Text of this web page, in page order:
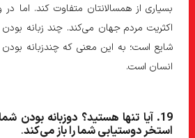
بسیاری از همسالانتان متفاوت کند. اما در
اکثریت مردم جهان می‌کند. چند زبانه بودن
شایع است؛ به این معنی که چندزبانه
انسان است.
19. آیا تنها هستید؟ دوزبانه بودن
استخر دوستیابی شما را باز میکند.